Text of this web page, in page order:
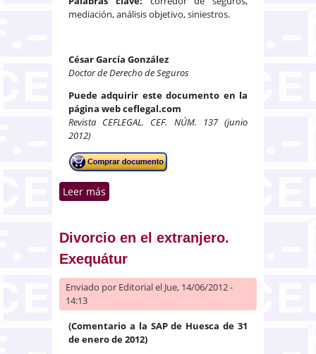
mediación, análisis objetivo, siniestros.
César García González
Doctor de Derecho de Seguros
Puede adquirir este documento en la
página web ceflegal.com
Revista CEFLEGAL. CEF. NÚM. 137 (junio
2012)
Leer más
siniestro
Divorcio en el extranjero.
Exequátur
Enviado por Editorialel Jue, 14/06/2012 -
14:13
(Comentario a la SAP de Huesca de 31
de enero de 2012)